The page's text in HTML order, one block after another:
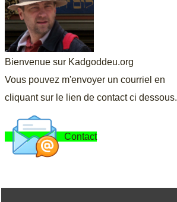
Bienvenue sur Kadgoddeu.org
Vous pouvez m'envoyer un courriel en
cliquant sur le lien de contact ci dessous.
Contact